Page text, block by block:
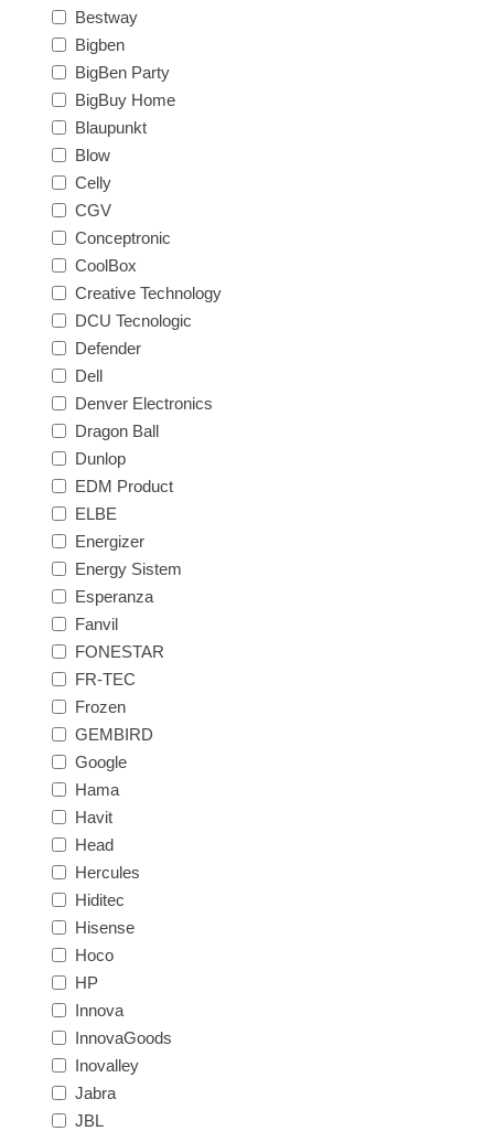
Bestway
Bigben
BigBen Party
BigBuy Home
Blaupunkt
Blow
Celly
CGV
Conceptronic
CoolBox
Creative Technology
DCU Tecnologic
Defender
Dell
Denver Electronics
Dragon Ball
Dunlop
EDM Product
ELBE
Energizer
Energy Sistem
Esperanza
Fanvil
FONESTAR
FR-TEC
Frozen
GEMBIRD
Google
Hama
Havit
Head
Hercules
Hiditec
Hisense
Hoco
HP
Innova
InnovaGoods
Inovalley
Jabra
JBL